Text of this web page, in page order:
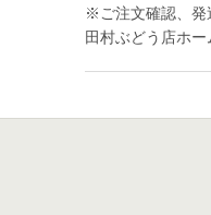
※ ご注文確認、
田村ぶどう店ホ